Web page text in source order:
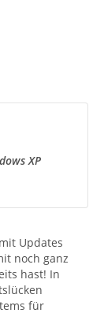
XP
Updates
noch ganz
hast! In
für